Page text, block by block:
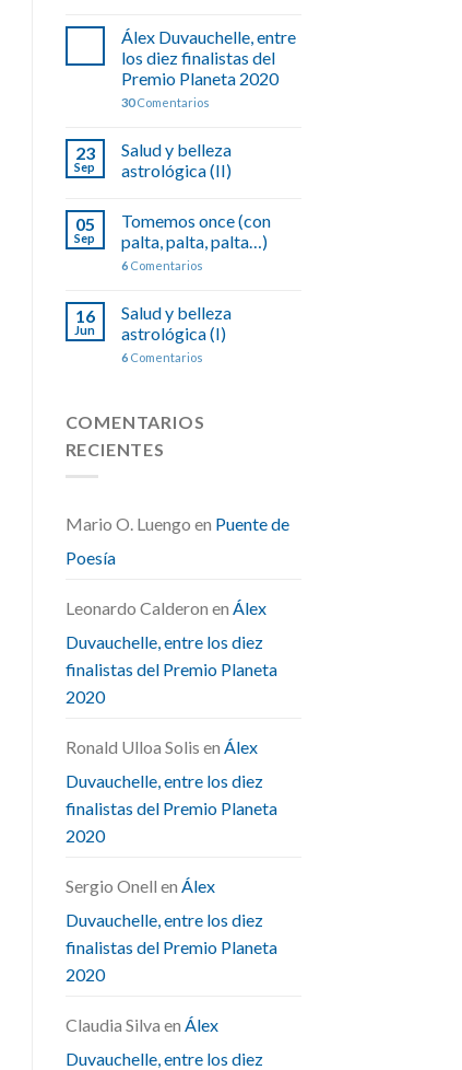
Álex Duvauchelle, entre
los diez finalistas del
Premio Planeta 2020
30Comentarios
23
Sep
Salud y belleza
astrológica (II)
05
Sep
Tomemos once (con
palta, palta, palta…)
6Comentarios
16
Jun
Salud y belleza
astrológica (I)
6Comentarios
COMENTARIOS
RECIENTES
Mario O. Luengo en Puente de
Poesía
Leonardo Calderon en Álex
Duvauchelle, entre los diez
finalistas del Premio Planeta
2020
Ronald Ulloa Solis en Álex
Duvauchelle, entre los diez
finalistas del Premio Planeta
2020
Sergio Onell en Álex
Duvauchelle, entre los diez
finalistas del Premio Planeta
2020
Claudia Silva en Álex
Duvauchelle, entre los diez